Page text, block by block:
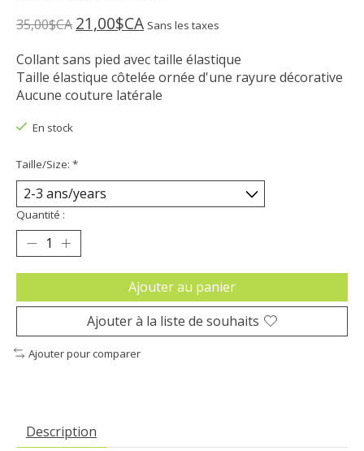
35,00$CA 21,00$CA Sans les taxes
Collant sans pied avec taille élastique
Taille élastique côtelée ornée d'une rayure décorative
Aucune couture latérale
En stock
Taille/Size: *
Quantité :
Ajouter au panier
Ajouter à la liste de souhaits
Ajouter pour comparer
Description